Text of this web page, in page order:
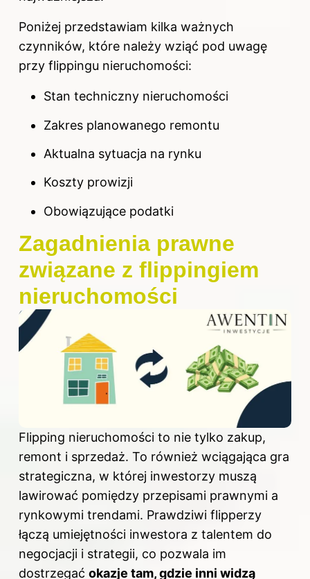
Poniżej przedstawiam kilka ważnych
czynników, które należy wziąć pod uwagę
przy flippingu nieruchomości:
Stan techniczny nieruchomości
Zakres planowanego remontu
Aktualna sytuacja na rynku
Koszty prowizji
Obowiązujące podatki
Zagadnienia prawne
związane z flippingiem
nieruchomości
Flipping nieruchomości to nie tylko zakup,
remont i sprzedaż. To również wciągająca gra
strategiczna, w której inwestorzy muszą
lawirować pomiędzy przepisami prawnymi a
rynkowymi trendami. Prawdziwi flipperzy
łączą umiejętności inwestora z talentem do
negocjacji i strategii, co pozwala im
dostrzegać okazje tam, gdzie inni widzą